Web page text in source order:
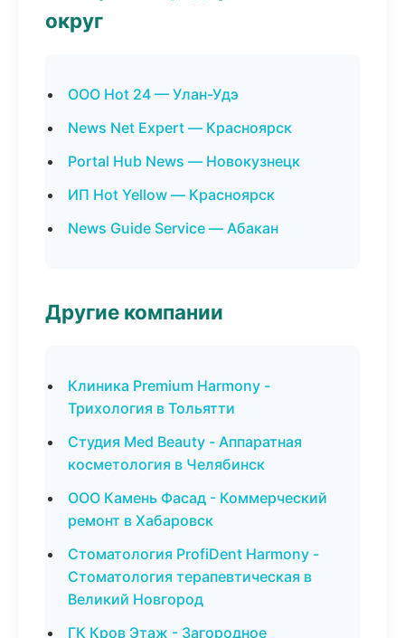
округ
ООО Hot 24 — Улан-Удэ
News Net Expert — Красноярск
Portal Hub News — Новокузнецк
ИП Hot Yellow — Красноярск
News Guide Service — Абакан
Другие компании
Клиника Premium Harmony -
Трихология в Тольятти
Студия Med Beauty - Аппаратная
косметология в Челябинск
ООО Камень Фасад - Коммерческий
ремонт в Хабаровск
Стоматология ProfiDent Harmony -
Стоматология терапевтическая в
Великий Новгород
ГК Кров Этаж - Загородное